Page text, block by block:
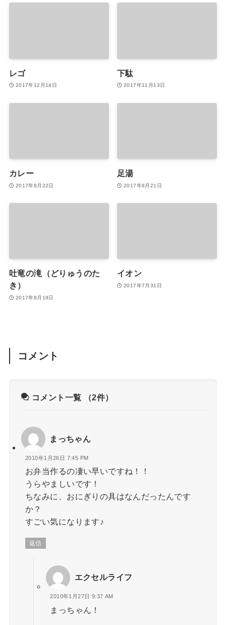
レゴ
2017年12月14日
下駄
2017年11月13日
カレー
2017年8月22日
足湯
2017年8月21日
吐竜の滝（どりゅうのた
き）
2017年8月18日
イオン
2017年7月31日
コメント
コメント一覧 （2件）
まっちゃん
2010年1月26日 7:45 PM
お弁当作るの凄い早いですね！！
うらやましいです！
ちなみに、おにぎりの具はなんだったんです
か？
すごい気になります♪
返信
エクセルライフ
2010年1月27日 9:37 AM
まっちゃん！